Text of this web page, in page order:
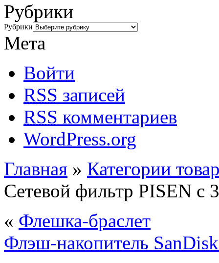
Рубрики
Рубрики
Мета
Войти
RSS записей
RSS комментариев
WordPress.org
Главная » Категории
Сетевой фильтр PISEN с
« Флешка-браслет
Флэш-накопитель